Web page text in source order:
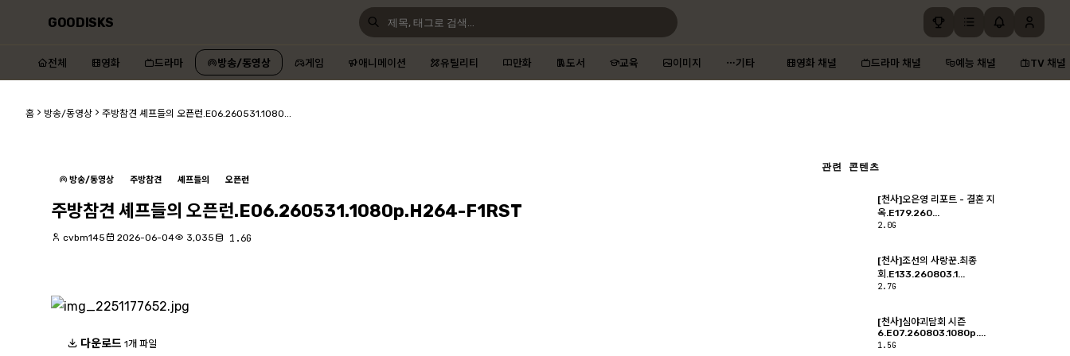
GOODISKS
전체 영화 드라마 방송/동영상 게임 애니메이션 유틸리티 만화 도서 교육 이미지 기타 영화 채널 드라마 채널 예능 채널 TV 채널
홈 방송/동영상 주방참견 셰프들의 오픈런.E06.260531.1080...
방송/동영상 주방참견 셰프들의 오픈런
주방참견 셰프들의 오픈런.E06.260531.1080p.H264-F1RST
cvbm145 2026-06-04 3,035 1.6G
다운로드 1개 파일
관련 콘텐츠
[천사]오은영 리포트 - 결혼 지
옥.E179.260...
2.0G
[천사]조선의 사랑꾼.최종
회.E133.260803.1...
2.7G
[천사]심야괴담회 시즌
6.E07.260803.1080p....
1.5G